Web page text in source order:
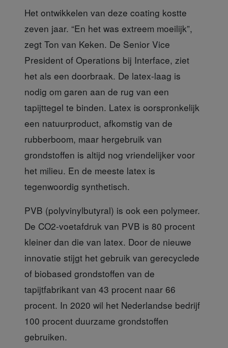
Het ontwikkelen van deze coating kostte
zeven jaar. “En het was extreem moeilijk”,
zegt Ton van Keken. De Senior Vice
President of Operations bij Interface, ziet
het als een doorbraak. De latex-laag is
nodig om garen aan de rug van een
tapijttegel te binden. Latex is oorspronkelijk
een natuurproduct, afkomstig van de
rubberboom, maar hergebruik van
grondstoffen is altijd nog vriendelijker voor
het milieu. En de meeste latex is
tegenwoordig synthetisch.
PVB (polyvinylbutyral) is ook een polymeer.
De CO2-voetafdruk van PVB is 80 procent
kleiner dan die van latex. Door de nieuwe
innovatie stijgt het gebruik van gerecyclede
of biobased grondstoffen van de
tapijtfabrikant van 43 procent naar 66
procent. In 2020 wil het Nederlandse bedrijf
100 procent duurzame grondstoffen
gebruiken.